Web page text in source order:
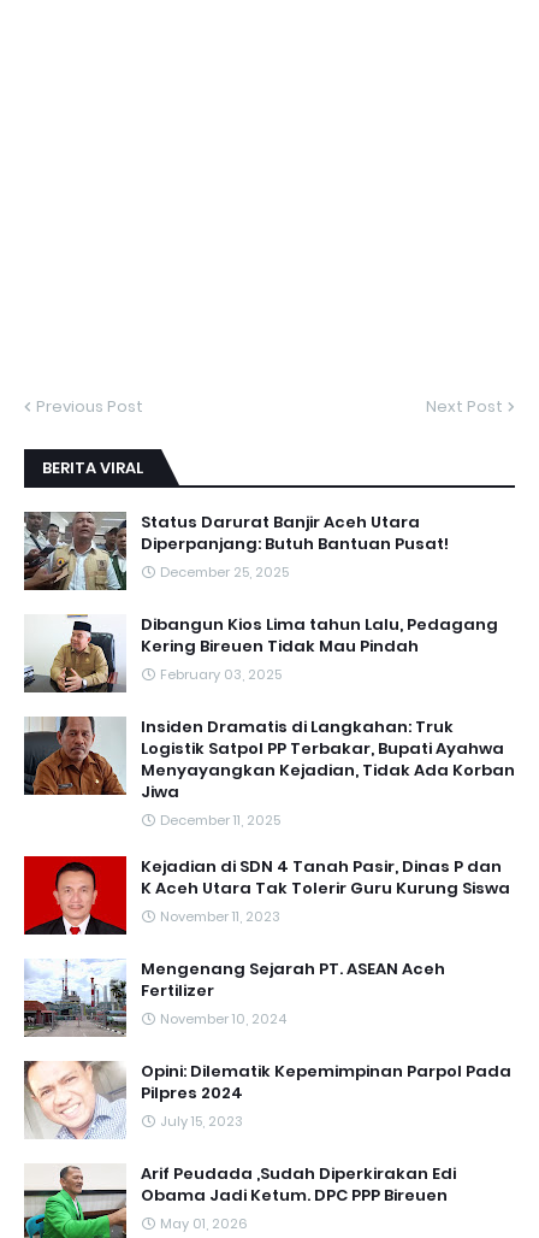
Previous Post Next Post
BERITA VIRAL
Status Darurat Banjir Aceh Utara
Diperpanjang: Butuh Bantuan Pusat!
December 25, 2025
Dibangun Kios Lima tahun Lalu, Pedagang
Kering Bireuen Tidak Mau Pindah
February 03, 2025
Insiden Dramatis di Langkahan: Truk
Logistik Satpol PP Terbakar, Bupati Ayahwa
Menyayangkan Kejadian, Tidak Ada Korban
Jiwa
December 11, 2025
Kejadian di SDN 4 Tanah Pasir, Dinas P dan
K Aceh Utara Tak Tolerir Guru Kurung Siswa
November 11, 2023
Mengenang Sejarah PT. ASEAN Aceh
Fertilizer
November 10, 2024
Opini: Dilematik Kepemimpinan Parpol Pada
Pilpres 2024
July 15, 2023
Arif Peudada ,Sudah Diperkirakan Edi
Obama Jadi Ketum. DPC PPP Bireuen
May 01, 2026